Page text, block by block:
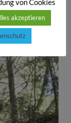
von Cookies
akzeptieren